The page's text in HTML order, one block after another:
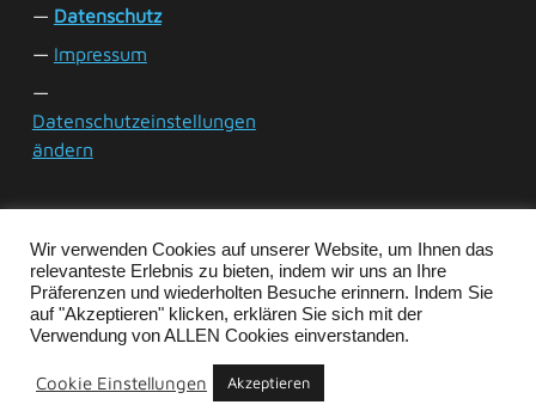
Datenschutz
Impressum
Datenschutzeinstellungen
ändern
© Copyright 2021. Alle Rechte vorbehalten.
Wir verwenden Cookies auf unserer Website, um Ihnen das
relevanteste Erlebnis zu bieten, indem wir uns an Ihre
Präferenzen und wiederholten Besuche erinnern. Indem Sie
auf "Akzeptieren" klicken, erklären Sie sich mit der
Verwendung von ALLEN Cookies einverstanden.
Cookie Einstellungen Akzeptieren